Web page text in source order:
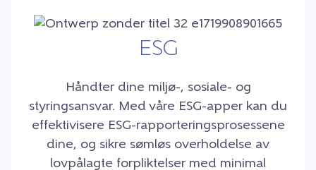
ESG
Håndter dine miljø-, sosiale- og
styringsansvar. Med våre ESG-apper kan du
effektivisere ESG-rapporteringsprosessene
dine, og sikre sømløs overholdelse av
lovpålagte forpliktelser med minimal